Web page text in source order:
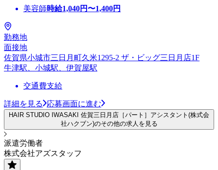
美容師時給1,040円〜1,400円
勤務地
面接地
佐賀県小城市三日月町久米1295-2 ザ・ビッグ三日月店1F
牛津駅、小城駅、伊賀屋駅
交通費支給
詳細を見る 応募画面に進む
HAIR STUDIO IWASAKI 佐賀三日月店［パート］アシスタント(株式会
社ハクブン)のその他の求人を見る
派遣労働者
株式会社アズスタッフ